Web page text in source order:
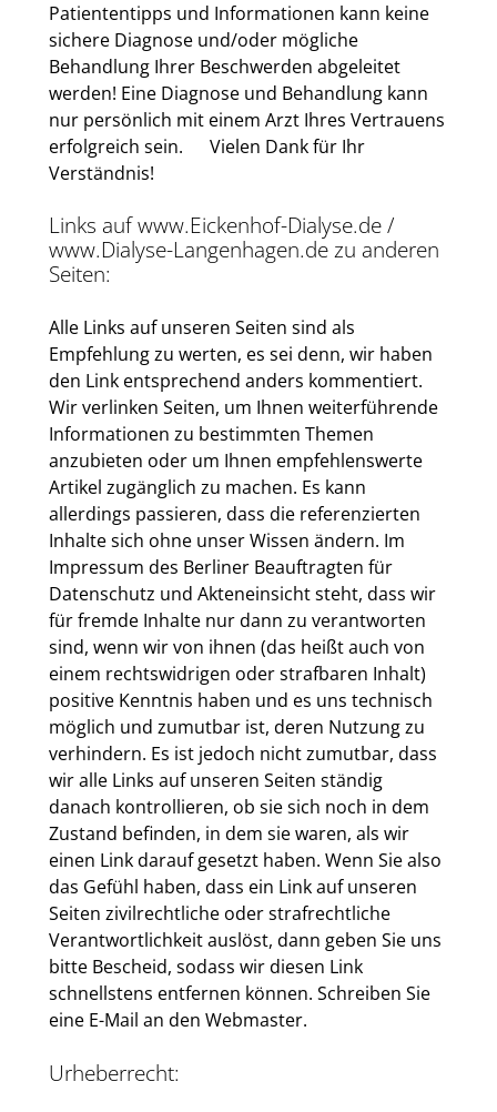
Patiententipps und Informationen kann keine
sichere Diagnose und/oder mögliche
Behandlung Ihrer Beschwerden abgeleitet
werden! Eine Diagnose und Behandlung kann
nur persönlich mit einem Arzt Ihres Vertrauens
erfolgreich sein. Vielen Dank für Ihr
Verständnis!
Links auf www.Eickenhof-Dialyse.de /
www.Dialyse-Langenhagen.de zu anderen
Seiten:
Alle Links auf unseren Seiten sind als
Empfehlung zu werten, es sei denn, wir haben
den Link entsprechend anders kommentiert.
Wir verlinken Seiten, um Ihnen weiterführende
Informationen zu bestimmten Themen
anzubieten oder um Ihnen empfehlenswerte
Artikel zugänglich zu machen. Es kann
allerdings passieren, dass die referenzierten
Inhalte sich ohne unser Wissen ändern. Im
Impressum des Berliner Beauftragten für
Datenschutz und Akteneinsicht steht, dass wir
für fremde Inhalte nur dann zu verantworten
sind, wenn wir von ihnen (das heißt auch von
einem rechtswidrigen oder strafbaren Inhalt)
positive Kenntnis haben und es uns technisch
möglich und zumutbar ist, deren Nutzung zu
verhindern. Es ist jedoch nicht zumutbar, dass
wir alle Links auf unseren Seiten ständig
danach kontrollieren, ob sie sich noch in dem
Zustand befinden, in dem sie waren, als wir
einen Link darauf gesetzt haben. Wenn Sie also
das Gefühl haben, dass ein Link auf unseren
Seiten zivilrechtliche oder strafrechtliche
Verantwortlichkeit auslöst, dann geben Sie uns
bitte Bescheid, sodass wir diesen Link
schnellstens entfernen können. Schreiben Sie
eine E-Mail an den Webmaster.
Urheberrecht: